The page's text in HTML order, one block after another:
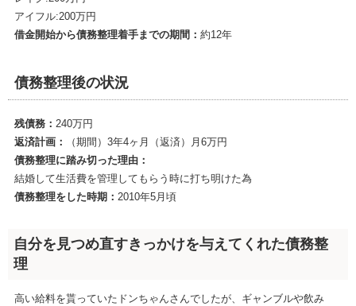
アイフル:200万円
借金開始から債務整理着手までの期間： 約12年
債務整理後の状況
残債務： 240万円
返済計画：
（期間）3年4ヶ月（返済）月6万円
債務整理に踏み切った理由：
結婚して生活費を管理してもらう時に打ち明けた為
債務整理をした時期： 2010年5月頃
自分を見つめ直すきっかけを与えてくれた債務整
理
高い給料を貰っていたドンちゃんさんでしたが、ギャンブルや飲み